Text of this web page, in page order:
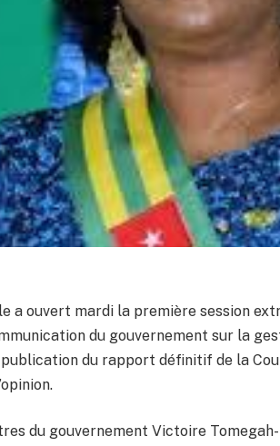
a ouvert mardi la première session
du gouvernement sur la
du rapport définitif de la
du gouvernement Victoire